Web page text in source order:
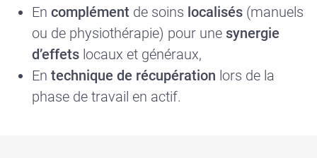
En complément de soins localisés (manuels
ou de physiothérapie) pour une synergie
d’effets locaux et généraux,
En technique de récupération lors de la
phase de travail en actif.